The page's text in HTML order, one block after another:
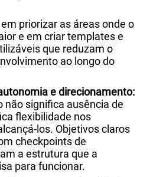
priorizar as áreas onde o
e em criar templates e
que reduzam o
ao longo do
e direcionamento:
não significa ausência de
flexibilidade nos
los. Objetivos claros
checkpoints de
a estrutura que a
para funcionar.